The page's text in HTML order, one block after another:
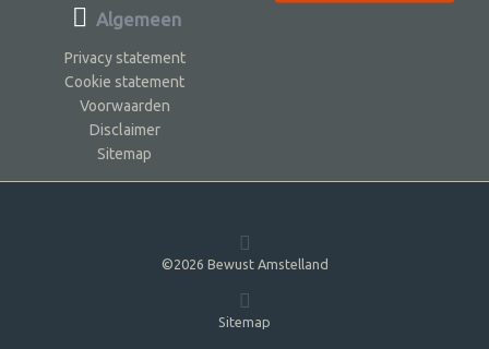
Algemeen
Privacy statement
Cookie statement
Voorwaarden
Disclaimer
Sitemap
©2026 Bewust Amstelland
Sitemap